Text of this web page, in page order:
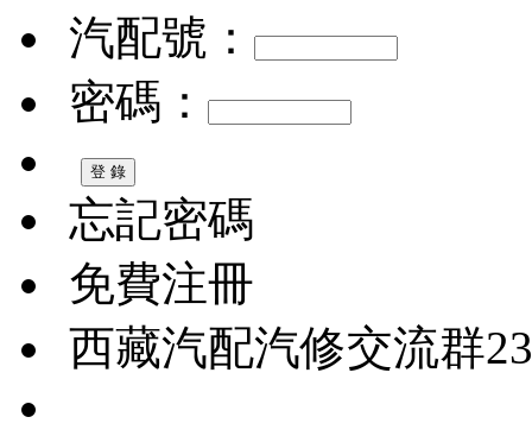
汽配號：
密碼：
忘記密碼
免費注冊
西藏汽配汽修交流群